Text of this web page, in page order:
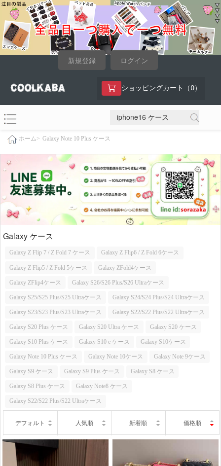
新規登録 ログイン
ショッピングカート（ 0）
ホーム> Galaxy Note 10 Plus ケース
Galaxy ケース
Galaxy Z Flip 7 / Z Fold 7 ケース Galaxy Z Flip6 / Z Fold 6ケース
Galaxy Z Flip5 / Z Fold 5ケース Galaxy ZFold4ケース
Galaxy ZFlip4ケース Galaxy S26/S26 Plus/S26 Ultraケース
Galaxy S25/S25 Plus/S25 Ultraケース Galaxy S24/S24 Plus/S24 Ultraケース
Galaxy S23/S23 Plus/S23 Ultraケース Galaxy S22/S22 Plus/S22 Ultraケース
Galaxy S20 Plus ケース Galaxy S20 Ultra ケース Galaxy S20 ケース
Galaxy S10 Plus ケース Galaxy S10 e ケース Galaxy S10ケース
Galaxy Note 10 Plus ケース Galaxy Note 10ケース Galaxy Note 9ケース
Galaxy S9 ケース Galaxy S9 Plus ケース Galaxy S8 ケース
Galaxy S8 Plus ケース Galaxy Note8 ケース
Galaxy S22/S22 Plus/S22 Ultraケース
デフォルト 人気順 新着順 価格順